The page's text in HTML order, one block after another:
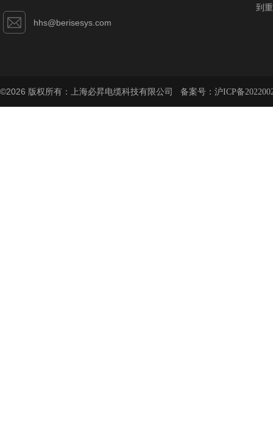
hhs@berisesys.com
到
©2026 版权所有：上海必昇电缆科技有限公司 备案号： 沪ICP备